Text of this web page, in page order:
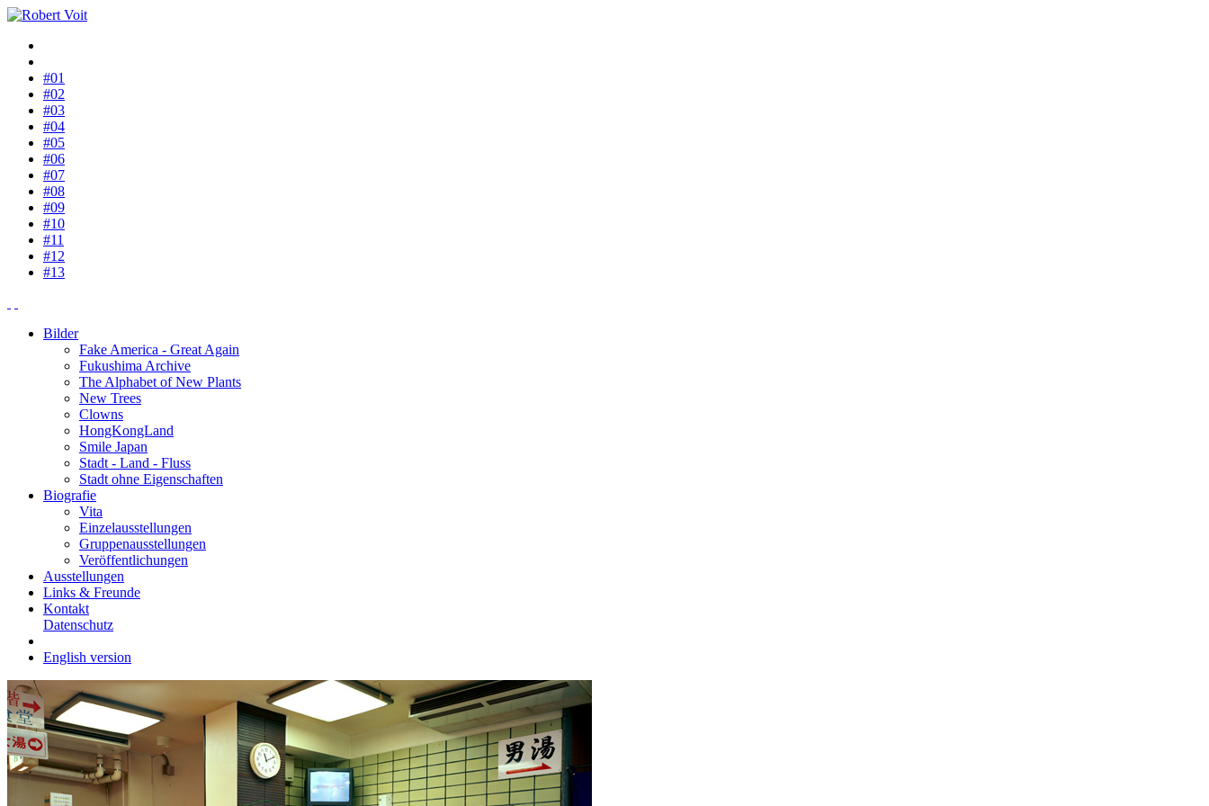
#01
#02
#03
#04
#05
#06
#07
#08
#09
#10
#11
#12
#13
Bilder
Fake America - Great Again
Fukushima Archive
The Alphabet of New Plants
New Trees
Clowns
HongKongLand
Smile Japan
Stadt - Land - Fluss
Stadt ohne Eigenschaften
Biografie
Vita
Einzelausstellungen
Gruppenausstellungen
Veröffentlichungen
Ausstellungen
Links & Freunde
Kontakt
Datenschutz
English version